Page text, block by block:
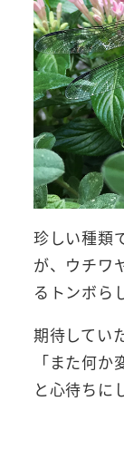
珍しい種類
が、ウチワ
るトンボら
期待してい
「また何
と心待ちに